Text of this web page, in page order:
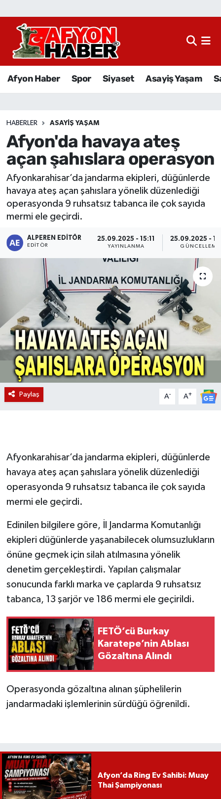
Afyon Haber Spor Siyaset Asayiş Yaşam
HABERLER ASAYIŞ YAŞAM
Afyon'da havaya ateş
açan şahıslara operasyon
Afyonkarahisar’da jandarma ekipleri, düğünlerde
havaya ateş açan şahıslara yönelik düzenlediği
operasyonda 9 ruhsatsız tabanca ile çok sayıda
mermi ele geçirdi.
ALPEREN EDITÖR
EDITÖR
25.09.2025 - 15:11
YAYINLANMA
25.09.2025 -
GÜNCELLEME
Paylaş A- A+
Afyonkarahisar’da jandarma ekipleri, düğünlerde
havaya ateş açan şahıslara yönelik düzenlediği
operasyonda 9 ruhsatsız tabanca ile çok sayıda
mermi ele geçirdi.
Edinilen bilgilere göre, İl Jandarma Komutanlığı
ekipleri düğünlerde yaşanabilecek olumsuzlukların
önüne geçmek için silah atılmasına yönelik
denetim gerçekleştirdi. Yapılan çalışmalar
sonucunda farklı marka ve çaplarda 9 ruhsatsız
tabanca, 13 şarjör ve 186 mermi ele geçirildi.
FETÖ’cü Burkay
Karatepe’nin Ablası
Gözaltına Alındı
Operasyonda gözaltına alınan şüphelilerin
jandarmadaki işlemlerinin sürdüğü öğrenildi.
Afyon’da Ring Ev Sahibi: Muay
Thai Şampiyonası
Afyon Haber
Sağlık
Eğitim
Sivil Toplum
Ekonomi
Magazin
Etkinlikler